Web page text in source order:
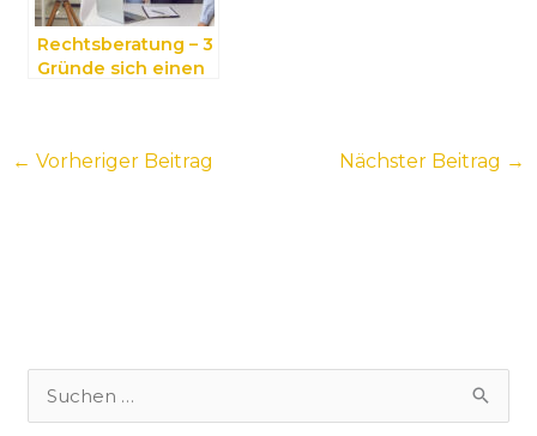
Rechtsberatung – 3
Gründe sich einen
← Vorheriger Beitrag Nächster Beitrag →